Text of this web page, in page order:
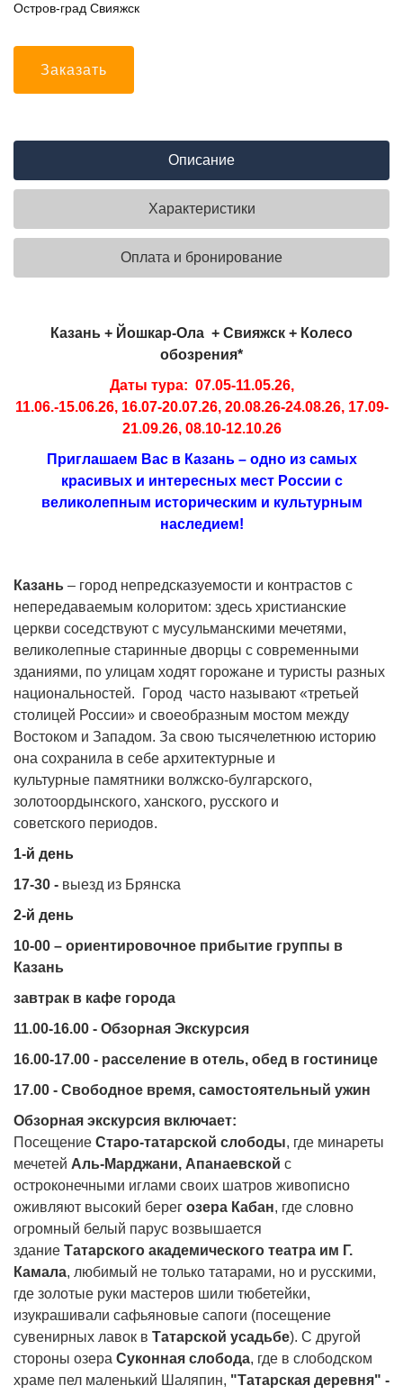
Остров-град Свияжск
Заказать
Описание
Характеристики
Оплата и бронирование
Казань + Йошкар-Oла + Свияжск + Колесо
обозрения*
Даты тура: 07.05-11.05.26,
11.06.-15.06.26, 16.07-20.07.26, 20.08.26-24.08.26, 17.09-
21.09.26, 08.10-12.10.26
Приглашаем Вас в Казань – одно из самых
красивых и интересных мест России с
великолепным историческим и культурным
наследием!
Казань – город непредсказуемости и контрастов с
непередаваемым колоритом: здесь христианские
церкви соседствуют с мусульманскими мечетями,
великолепные старинные дворцы с современными
зданиями, по улицам ходят горожане и туристы разных
национальностей. Город часто называют «третьей
столицей России» и своеобразным мостом между
Востоком и Западом. За свою тысячелетнюю историю
она сохранила в себе архитектурные и
культурные памятники волжско-булгарского,
золотоордынского, ханского, русского и
советского периодов.
1-й день
17-30 - выезд из Брянска
2-й день
10-00 – ориентировочное прибытие группы в
Казань
завтрак в кафе города
11.00-16.00 - Обзорная Экскурсия
16.00-17.00 - расселение в отель, обед в гостинице
17.00 - Свободное время, самостоятельный ужин
Обзорная экскурсия включает:
Посещение Старо-татарской слободы, где минареты
мечетей Аль-Марджани, Апанаевской с
остроконечными иглами своих шатров живописно
оживляют высокий берег озера Кабан, где словно
огромный белый парус возвышается
здание Татарского академического театра им Г.
Камала, любимый не только татарами, но и русскими,
где золотые руки мастеров шили тюбетейки,
изукрашивали сафьяновые сапоги (посещение
сувенирных лавок в Татарской усадьбе). С другой
стороны озера Суконная слобода, где в слободском
храме пел маленький Шаляпин, "Татарская деревня" -